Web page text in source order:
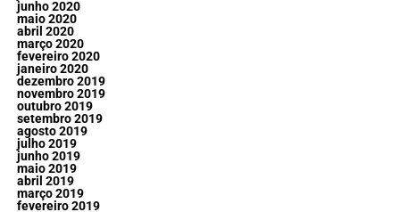
junho 2020
maio 2020
abril 2020
março 2020
fevereiro 2020
janeiro 2020
dezembro 2019
novembro 2019
outubro 2019
setembro 2019
agosto 2019
julho 2019
junho 2019
maio 2019
abril 2019
março 2019
fevereiro 2019